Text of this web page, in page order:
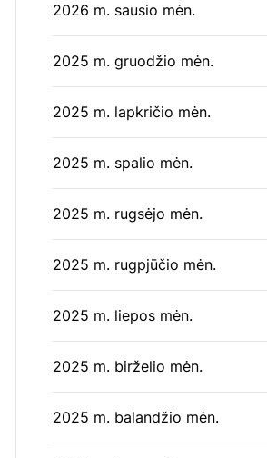
2026 m. sausio mėn.
2025 m. gruodžio mėn.
2025 m. lapkričio mėn.
2025 m. spalio mėn.
2025 m. rugsėjo mėn.
2025 m. rugpjūčio mėn.
2025 m. liepos mėn.
2025 m. birželio mėn.
2025 m. balandžio mėn.